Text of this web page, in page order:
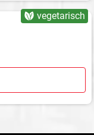
vegetarisch